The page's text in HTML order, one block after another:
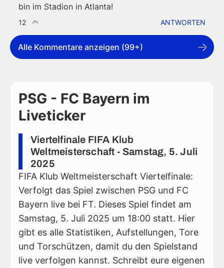
bin im Stadion in Atlanta!
12 ANTWORTEN
Alle Kommentare anzeigen (99+)
PSG - FC Bayern im
Liveticker
Viertelfinale FIFA Klub
Weltmeisterschaft - Samstag, 5. Juli
2025
FIFA Klub Weltmeisterschaft Viertelfinale:
Verfolgt das Spiel zwischen PSG und FC
Bayern live bei FT. Dieses Spiel findet am
Samstag, 5. Juli 2025 um 18:00 statt. Hier
gibt es alle Statistiken, Aufstellungen, Tore
und Torschützen, damit du den Spielstand
live verfolgen kannst. Schreibt eure eigenen